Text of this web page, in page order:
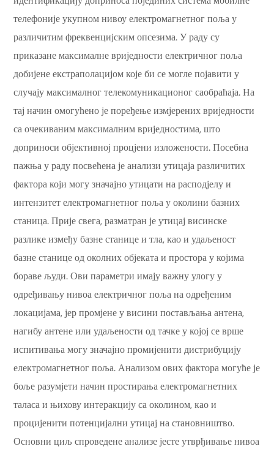
телефоније укупном нивоу електромагнетног поља у
различитим фреквенцијским опсезима. У раду су
приказане максималне вриједности електричног поља
добијене екстраполацијом које би се могле појавити у
случају максималног телекомуникационог саобраћаја. На
тај начин омогућено је поређење измјерених вриједности
са очекиваним максималним вриједностима, што
доприноси објективној процјени изложености. Посебна
пажња у раду посвећена је анализи утицаја различитих
фактора који могу значајно утицати на расподјелу и
интензитет електромагнетног поља у околини базних
станица. Прије свега, разматран је утицај висинске
разлике између базне станице и тла, као и удаљеност
базне станице од околних објеката и простора у којима
бораве људи. Ови параметри имају важну улогу у
одређивању нивоа електричног поља на одређеним
локацијама, јер промјене у висини постављања антена,
нагибу антене или удаљености од тачке у којој се врше
испитивања могу значајно промијенити дистрибуцију
електромагнетног поља. Анализом ових фактора могуће је
боље разумјети начин простирања електромагнетних
таласа и њихову интеракцију са околином, као и
процијенити потенцијални утицај на становништво.
Основни циљ спроведене анализе јесте утврђивање нивоа